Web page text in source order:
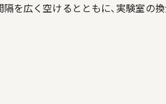
を広く空けるとともに、実験室の